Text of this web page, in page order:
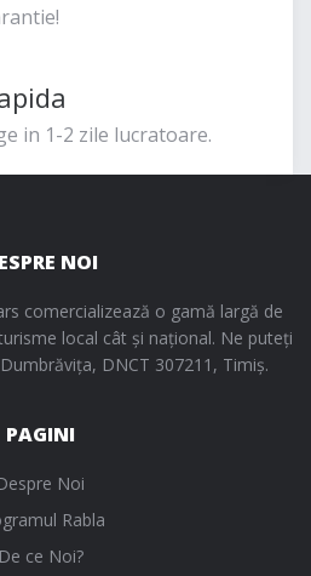
in 1-2 zile lucratoare.
NOI
comercializează o gamă largă de
local cât și național. Ne puteți
DNCT 307211, Timiș.
PAGINI
Noi
Rabla
De ce Noi?